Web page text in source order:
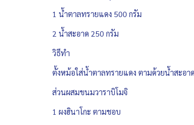
1 น้ำตาลทรายแดง 500 กรัม
2 น้ำสะอาด 250 กรัม
วิธีทำ
ตั้งหม้อใส่น้ำตาลทรายแดง ตามด้วยน้ำสะอา
ส่วนผสมขนมวาราบิโมจิ
1 ผงฮินาโกะ ตามชอบ